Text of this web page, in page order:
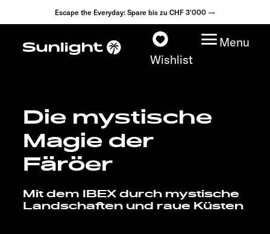
Escape the Everyday: Spare bis zu CHF 3'000 →
Wishlist
Menu
Modelle
Konfigurator
Fahrzeugfinder
Die mystische
Magie der
Färöer
Mit dem IBEX durch mystische
Landschaften und raue Küsten